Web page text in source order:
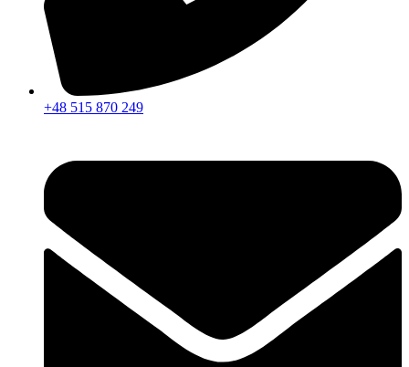
+48 515 870 249